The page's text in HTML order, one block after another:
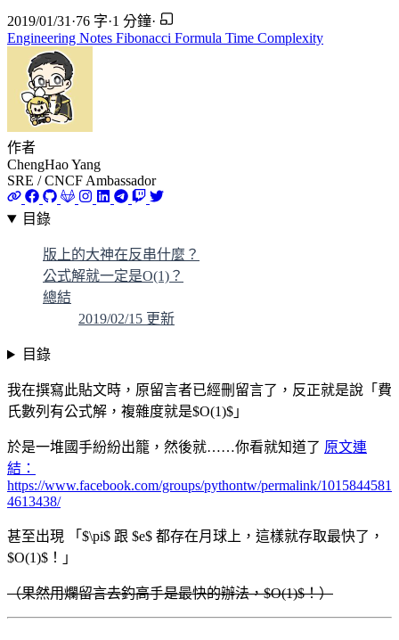
2019/01/31 ·76 字·1 分鐘·
Engineering Notes Fibonacci Formula Time Complexity
作者
ChengHao Yang
SRE / CNCF Ambassador
目錄
版上的大神在反串什麼？
公式解就一定是O(1)？
總結
2019/02/15 更新
目錄
我在撰寫此貼文時，原留言者已經刪留言了，反正就是說「費
氏數列有公式解，複雜度就是$O(1)$」
於是一堆國手紛紛出籠，然後就……你看就知道了 原文連
結：
https://www.facebook.com/groups/pythontw/permalink/1015844581
4613438/
甚至出現 「$\pi$ 跟 $e$ 都存在月球上，這樣就存取最快了，
$O(1)$！」
（果然用爛留言去釣高手是最快的辦法，$O(1)$！）